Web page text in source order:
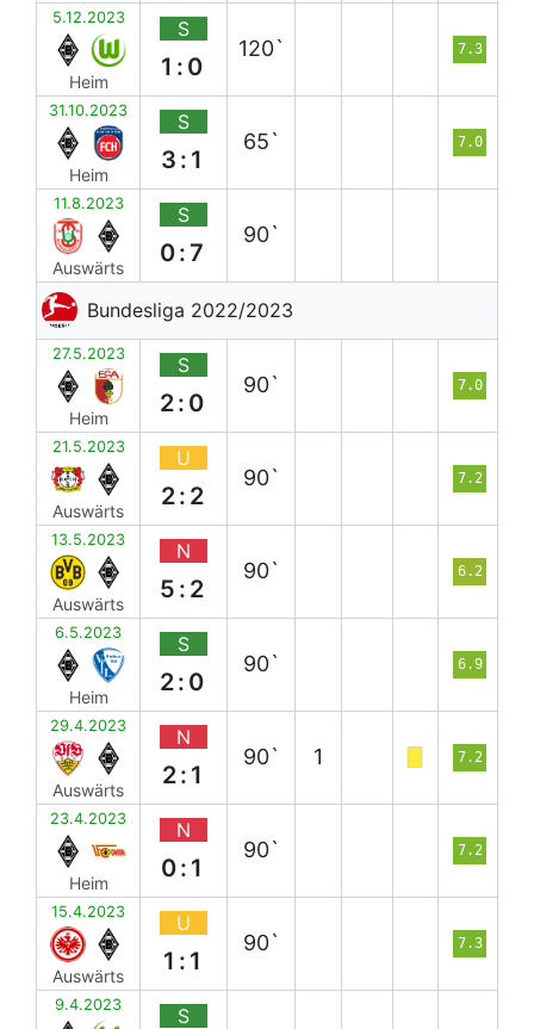
5.12.2023
Heim
S
1:0
120` 7.3
31.10.2023
Heim
S
3:1
65` 7.0
11.8.2023
Auswärts
S
0:7
90`
Bundesliga 2022/2023
27.5.2023
Heim
S
2:0
90` 7.0
21.5.2023
Auswärts
U
2:2
90` 7.2
13.5.2023
Auswärts
N
5:2
90` 6.2
6.5.2023
Heim
S
2:0
90` 6.9
29.4.2023
Auswärts
N
2:1
90` 1 7.2
23.4.2023
Heim
N
0:1
90` 7.2
15.4.2023
Auswärts
U
1:1
90` 7.3
9.4.2023 S